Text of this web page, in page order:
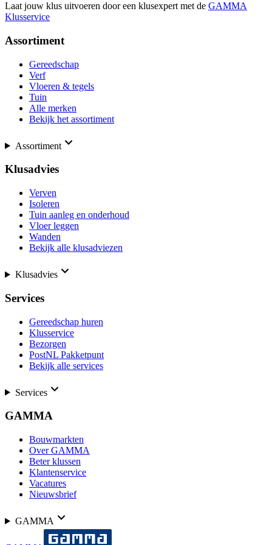
Laat jouw klus uitvoeren door een klusexpert met de GAMMA
Klusservice
Assortiment
Gereedschap
Verf
Vloeren & tegels
Tuin
Alle merken
Bekijk het assortiment
Assortiment
Klusadvies
Verven
Isoleren
Tuin aanleg en onderhoud
Vloer leggen
Wanden
Bekijk alle klusadviezen
Klusadvies
Services
Gereedschap huren
Klusservice
Bezorgen
PostNL Pakketpunt
Bekijk alle services
Services
GAMMA
Bouwmarkten
Over GAMMA
Beter klussen
Klantenservice
Vacatures
Nieuwsbrief
GAMMA